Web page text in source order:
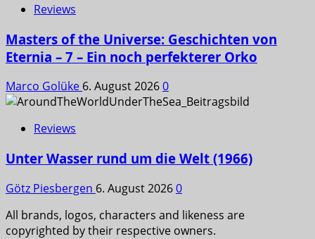
Reviews
Masters of the Universe: Geschichten von
Eternia – 7 – Ein noch perfekterer Orko
Marco Golüke 6. August 20260
Reviews
Unter Wasser rund um die Welt (1966)
Götz Piesbergen 6. August 20260
All brands, logos, characters and likeness are
copyrighted by their respective owners.